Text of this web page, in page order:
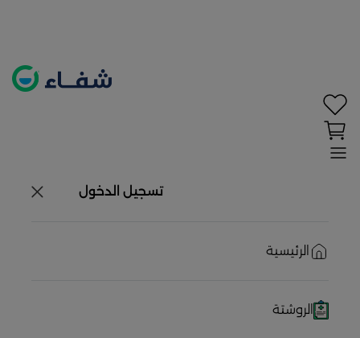
تسجيل الدخول
الرئيسية
الروشتة